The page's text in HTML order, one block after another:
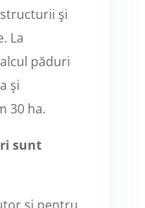
şi
La
păduri
şi
30 ha.
sunt